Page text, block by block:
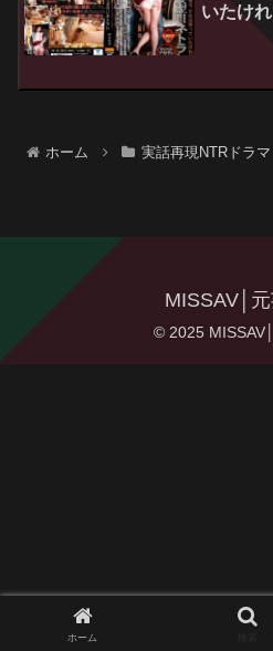
いたけ
トラレ
能人妻
てしま
ホーム 実話再現NTRドラマ
MISSAV│
© 2025
ホーム